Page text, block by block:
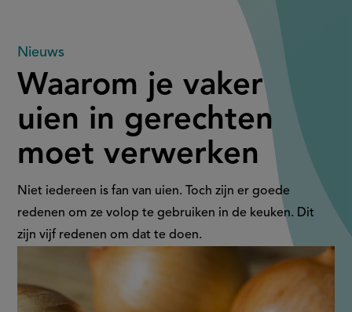
Waarom
vaker
uien
in
gerechten
verwerken
Nieuws
Waarom je vaker
uien in gerechten
moet verwerken
Niet iedereen is fan van uien. Toch zijn er goede
redenen om ze volop te gebruiken in de keuken. Dit
zijn vijf redenen om dat te doen.